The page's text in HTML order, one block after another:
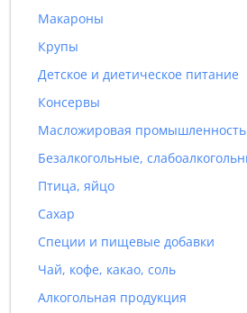
Макароны
Крупы
Детское и диетическое питание
Консервы
Масложировая промышленность
Птица, яйцо
Сахар
Специи и пищевые добавки
Чай, кофе, какао, соль
Алкогольная продукция